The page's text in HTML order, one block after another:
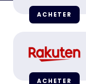
ACHETER
ACHETER